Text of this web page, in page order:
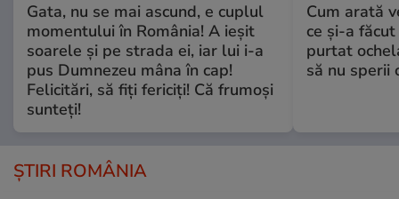
Gata, nu se mai ascund, e cuplul
momentului în România! A ieșit
soarele și pe strada ei, iar lui i-a
pus Dumnezeu mâna în cap!
Felicitări, să fiți fericiți! Că frumoși
sunteți!
Cum arată
ce și-a
purtat
să nu sperii
ȘTIRI ROMÂNIA